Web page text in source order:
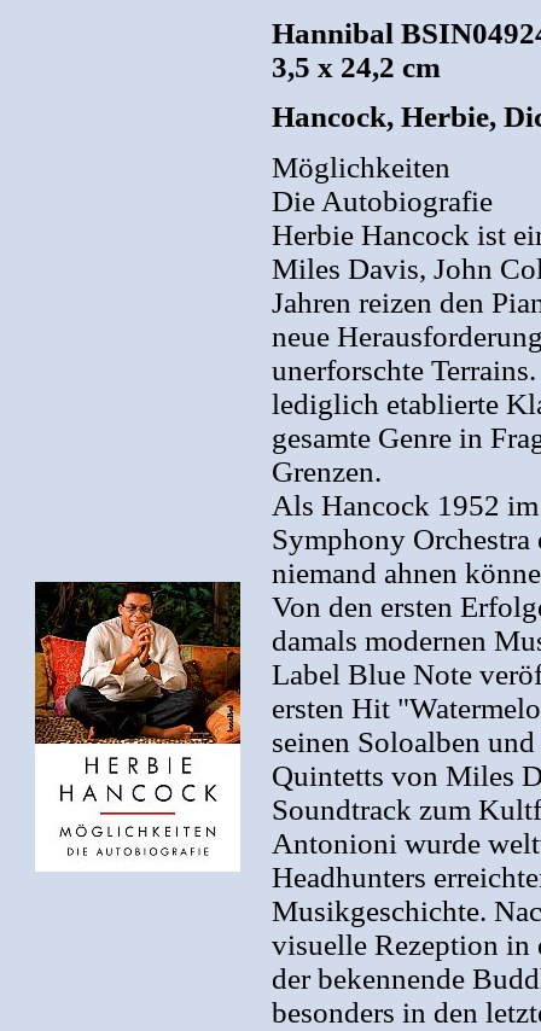
Hannibal
3,5 x 24,2 cm
Hancock, Herbie,
Möglichkeiten
Die Autobiografie
Herbie Hancock ist
Miles Davis, John
Jahren reizen den
neue
unerforschte
lediglich etablierte
gesamte Genre in
Grenzen.
Als Hancock 1952
Symphony
niemand ahnen
Von den ersten
damals modernen
Label Blue Note
ersten Hit
seinen Soloalben
Quintetts von Miles
Soundtrack zum
Antonioni wurde
Headhunters
Musikgeschichte.
visuelle Rezeption in
der bekennende
besonders in den